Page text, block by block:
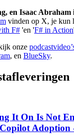
en Isaac
vinden op X, je kun
F# 'en 'F# in Action
onze
, en BlueSky.
It On Is Not
Copilot